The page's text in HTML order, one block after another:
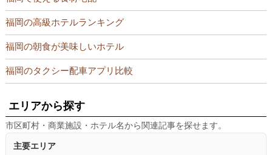
福岡の高級ホテルランキング
福岡の朝食が美味しいホテル
福岡のタクシー配車アプリ比較
エリアから探す
市区町村・商業施設・ホテル名から関連記事を探せます。
主要エリア